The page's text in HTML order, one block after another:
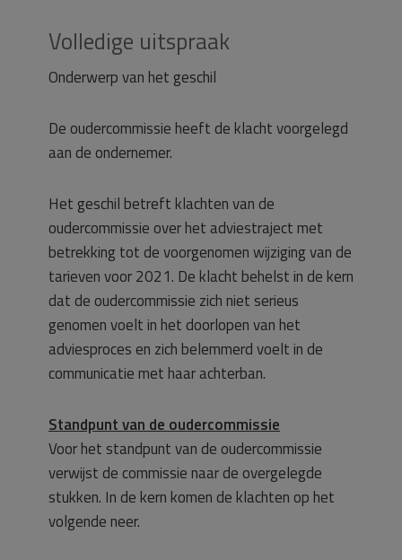
Volledige uitspraak
Onderwerp van het geschil
De oudercommissie heeft de klacht voorgelegd
aan de ondernemer.
Het geschil betreft klachten van de
oudercommissie over het adviestraject met
betrekking tot de voorgenomen wijziging van de
tarieven voor 2021. De klacht behelst in de kern
dat de oudercommissie zich niet serieus
genomen voelt in het doorlopen van het
adviesproces en zich belemmerd voelt in de
communicatie met haar achterban.
Standpunt van de oudercommissie
Voor het standpunt van de oudercommissie
verwijst de commissie naar de overgelegde
stukken. In de kern komen de klachten op het
volgende neer.